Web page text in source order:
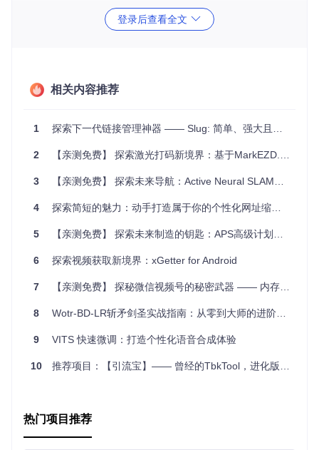
API支持，便于自动化操作和第三方集成。
liKeYun_Dwz非常适合于需要进行市场营销、社交媒体推广、
网络营销 : 利用其自定义跳转特性，可以在不同渠道分发个
性化的短链接，提高点击率和追踪效果。
社交媒体管理: 在字数限制严格的平台上，短链接能有效利
用空间，提升用户体验。
销策略。
作流程。
项目特点
简单部署: 一键安装流程，即使是非技术人员也能轻松上
手。
: 从界面到功能，满足多样化的使用需求。
安全可靠 : 配备多种安全措施，保护用户的链接不被滥用。
据报告。
我托管短链接服务的开发者和营销人员来说，探究【liKeYun_
Dwz】的设计思路，仍不失为一次有价值的探索之旅。
登录后查看全文
相关内容推荐
1 探索下一代链接管理神器 —— Slug: 简单、强大且全类型安全的短链服务
2 【亲测免费】 探索激光打码新境界：基于MarkEZD.dll的高效解决方案
3 【亲测免费】 探索未来导航：Active Neural SLAM深度解析与应用推荐
4 探索简短的魅力：动手打造属于你的个性化网址缩短器
5 【亲测免费】 探索未来制造的钥匙：APS高级计划与排程深度指南
6 探索视频获取新境界：xGetter for Android
7 【亲测免费】 探秘微信视频号的秘密武器 —— 内存搜索型视频下载器
8 Wotr-BD-LR斩矛剑圣实战指南：从零到大师的进阶之路
9 VITS 快速微调：打造个性化语音合成体验
10 推荐项目：【引流宝】—— 曾经的TbkTool，进化版淘宝客神器
热门项目推荐